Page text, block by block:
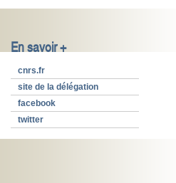
En savoir +
cnrs.fr
site de la délégation
facebook
twitter